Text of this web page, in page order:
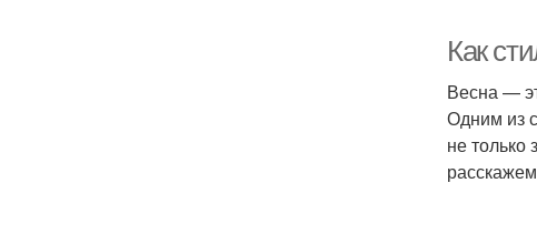
Как
Весна —
Одним из
не только